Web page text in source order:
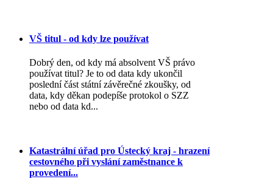
VŠ titul - od kdy lze používat
Dobrý den, od kdy má absolvent VŠ právo
používat titul? Je to od data kdy ukončil
poslední část státní závěrečné zkoušky, od
data, kdy děkan podepíše protokol o SZZ
nebo od data kd...
Katastrální úřad pro Ústecký kraj - hrazení
cestovného při vyslání zaměstnance k
provedení...